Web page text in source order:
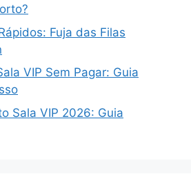
Fuja das Filas
VIP Sem Pagar: Guia
Sala VIP 2026: Guia